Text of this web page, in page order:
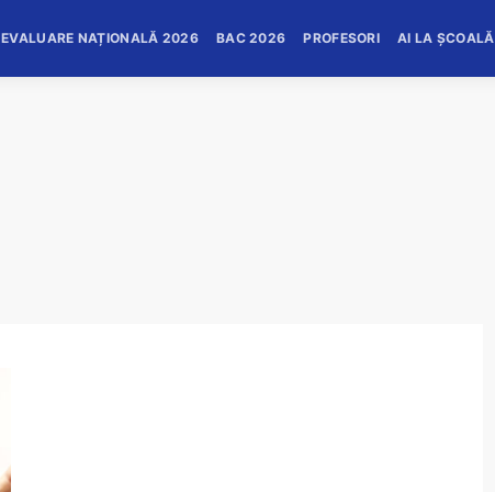
EVALUARE NAȚIONALĂ 2026 BAC 2026 PROFESORI AI LA ȘCOALĂ